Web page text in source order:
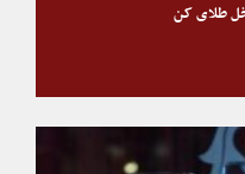
طلای کن